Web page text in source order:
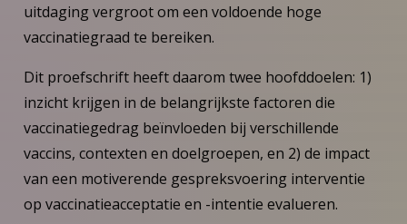
uitdaging vergroot om een voldoende hoge
vaccinatiegraad te bereiken.
Dit proefschrift heeft daarom twee hoofddoelen: 1)
inzicht krijgen in de belangrijkste factoren die
vaccinatiegedrag beïnvloeden bij verschillende
vaccins, contexten en doelgroepen, en 2) de impact
van een motiverende gespreksvoering interventie
op vaccinatieacceptatie en -intentie evalueren.